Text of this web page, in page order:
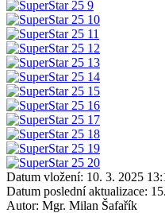
Datum vložení: 10. 3. 2025
Datum poslední aktualizace:
Autor: Mgr. Milan Šafařík